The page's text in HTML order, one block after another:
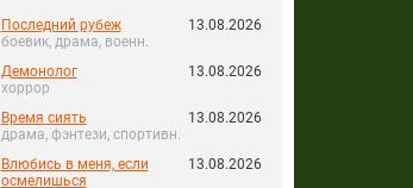
Последний рубеж
боевик, драма, военн.
13.08.2026
Демонолог
хоррор
13.08.2026
Время сиять
драма, фэнтези, спортивн.
13.08.2026
Влюбись в меня, если
осмелишься
13.08.2026